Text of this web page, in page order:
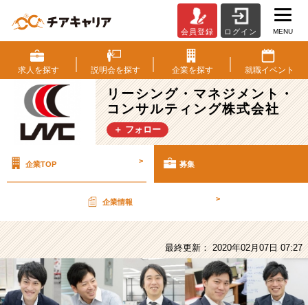
ー
シ
ン
グ・
マ
ネ
ジ
ト・
コ
サ
グ
会員登録 ログイン MENU
求人を探す 説明会を探す 企業を探す 就職イベント
リーシング・マネジメント・
コンサルティング株式会社
＋ フォロー
企業TOP > 募集
企業情報 >
最終更新： 2020年02月07日 07:27